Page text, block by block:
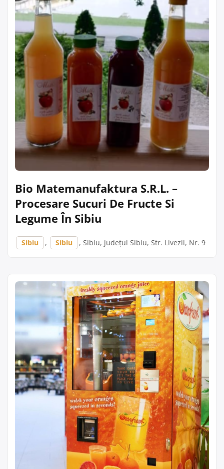
Bio Matemanufaktura S.R.L. –
Procesare Sucuri De Fructe Si
Legume În Sibiu
Sibiu , Sibiu , Sibiu, județul Sibiu, Str. Livezii, Nr. 9